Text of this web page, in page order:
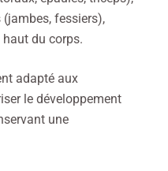
fessiers),
haut du corps.
adapté aux
le développement
une